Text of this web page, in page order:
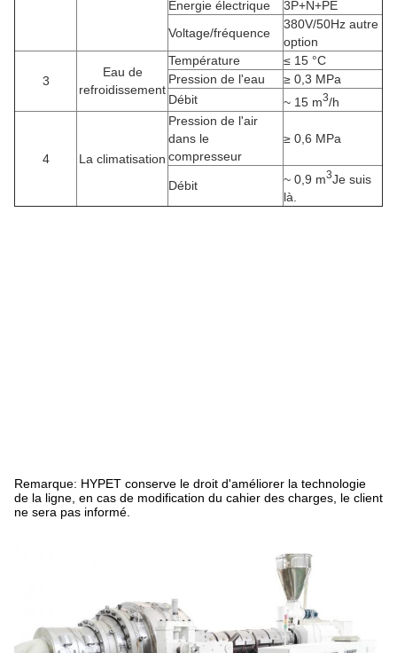
Énergie électrique
3P+N+PE
Voltage/fréquence
380V/50Hz autre
option
3
Eau de
refroidissement
Température
≤ 15 °C
Pression de l'eau
≥ 0,3 MPa
Débit
~ 15 m3/h
4 La climatisation
Pression de l'air
dans le
compresseur
≥ 0,6 MPa
Débit ~ 0,9 m3Je suis
là.
Remarque: HYPET conserve le droit d'améliorer la technologie
de la ligne, en cas de modification du cahier des charges, le client
ne sera pas informé.